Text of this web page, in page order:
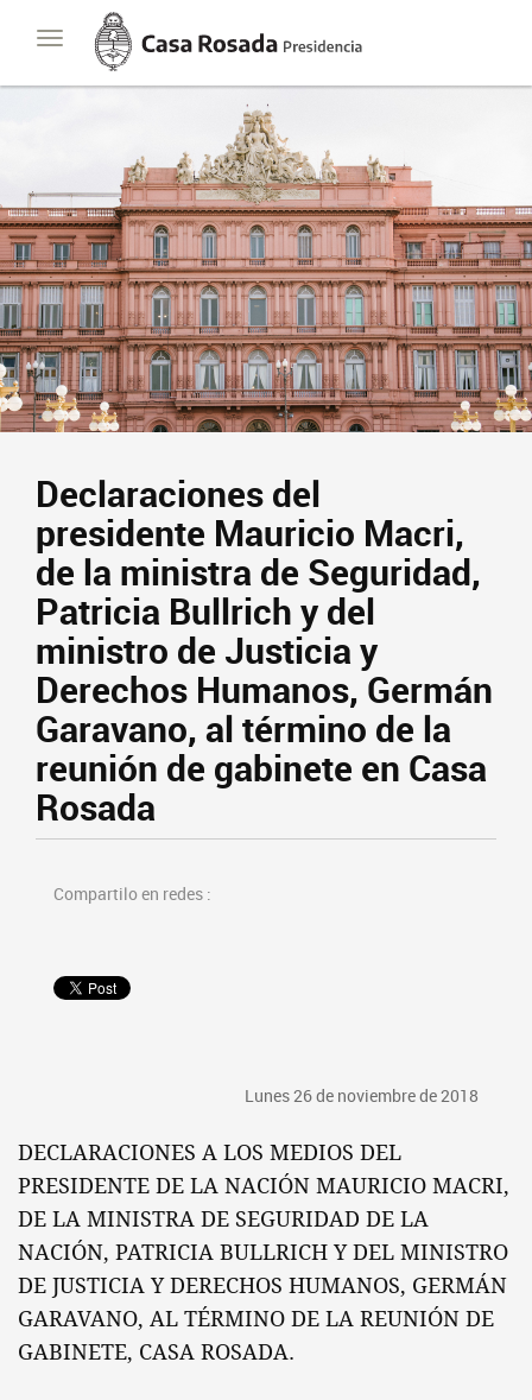
Toggle
navigation
Casa
Rosada
Presidencia
de
Declaraciones del
presidente Mauricio Macri,
de la ministra de Seguridad,
Patricia Bullrich y del
ministro de Justicia y
Derechos Humanos, Germán
Garavano, al término de la
reunión de gabinete en Casa
Rosada
Compartilo en redes :
Lunes 26 de noviembre de 2018
DECLARACIONES A LOS MEDIOS DEL
PRESIDENTE DE LA NACIÓN MAURICIO MACRI,
DE LA MINISTRA DE SEGURIDAD DE LA
NACIÓN, PATRICIA BULLRICH Y DEL MINISTRO
DE JUSTICIA Y DERECHOS HUMANOS, GERMÁN
GARAVANO, AL TÉRMINO DE LA REUNIÓN DE
GABINETE, CASA ROSADA.